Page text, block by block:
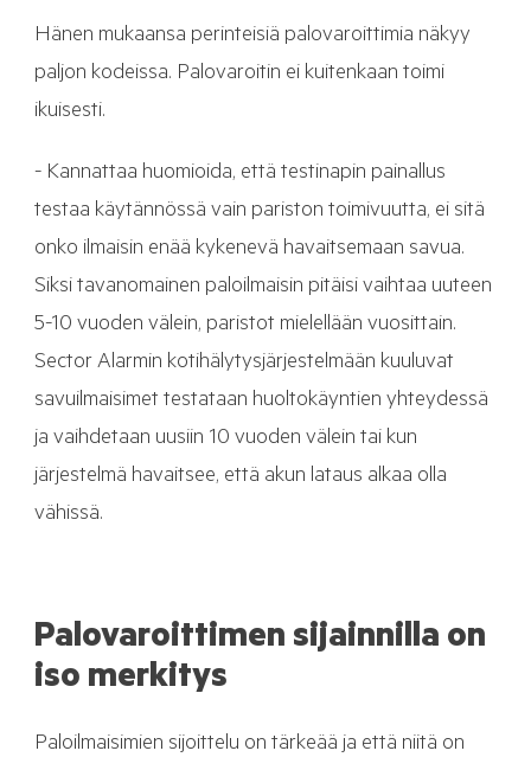
Hänen mukaansa perinteisiä palovaroittimia näkyy
paljon kodeissa. Palovaroitin ei kuitenkaan toimi
ikuisesti.
- Kannattaa huomioida, että testinapin painallus
testaa käytännössä vain pariston toimivuutta, ei sitä
onko ilmaisin enää kykenevä havaitsemaan savua.
Siksi tavanomainen paloilmaisin pitäisi vaihtaa uuteen
5-10 vuoden välein, paristot mielellään vuosittain.
Sector Alarmin kotihälytysjärjestelmään kuuluvat
savuilmaisimet testataan huoltokäyntien yhteydessä
ja vaihdetaan uusiin 10 vuoden välein tai kun
järjestelmä havaitsee, että akun lataus alkaa olla
vähissä.
Palovaroittimen sijainnilla on
iso merkitys
Paloilmaisimien sijoittelu on tärkeää ja että niitä on